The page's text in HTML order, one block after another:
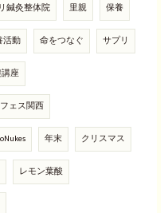
鍼灸整体院 里親 保養
活動 命をつなぐ サプリ
座
ェス関西
年末 クリスマス
レモン葉酸